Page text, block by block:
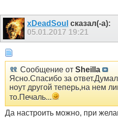
xDeadSoul сказал(-а):
05.01.2017 19:21
Сообщение от Sheilla
Ясно.Спасибо за
ноут другой теперь,на нем
то.Печаль...
Да настроить можно, при